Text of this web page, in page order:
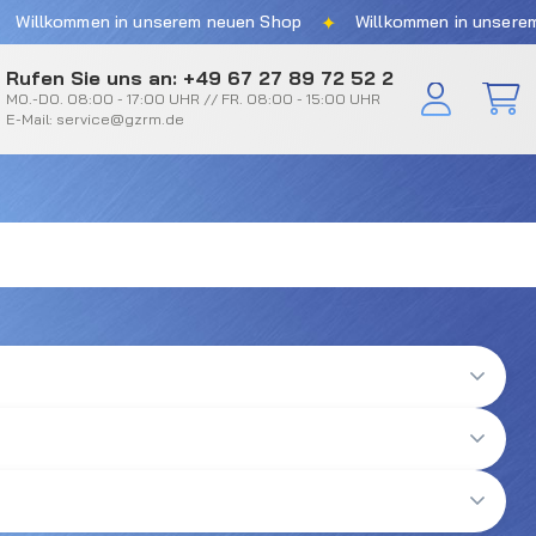
in unserem neuen Shop ✦ Willkommen in unserem
Rufen Sie uns an: +49 67 27 89 72 52 2
MO.-DO. 08:00 - 17:00 UHR // FR. 08:00 - 15:00 UHR
E-Mail: service@gzrm.de